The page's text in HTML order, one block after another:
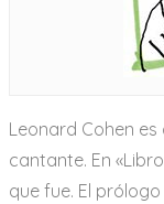
Leonard Cohen
cantante. En
que fue. El